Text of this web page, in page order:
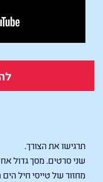
תרגישו את הצורך.
שני סרטים. מסך גדול
מחזור של טייסי חיל